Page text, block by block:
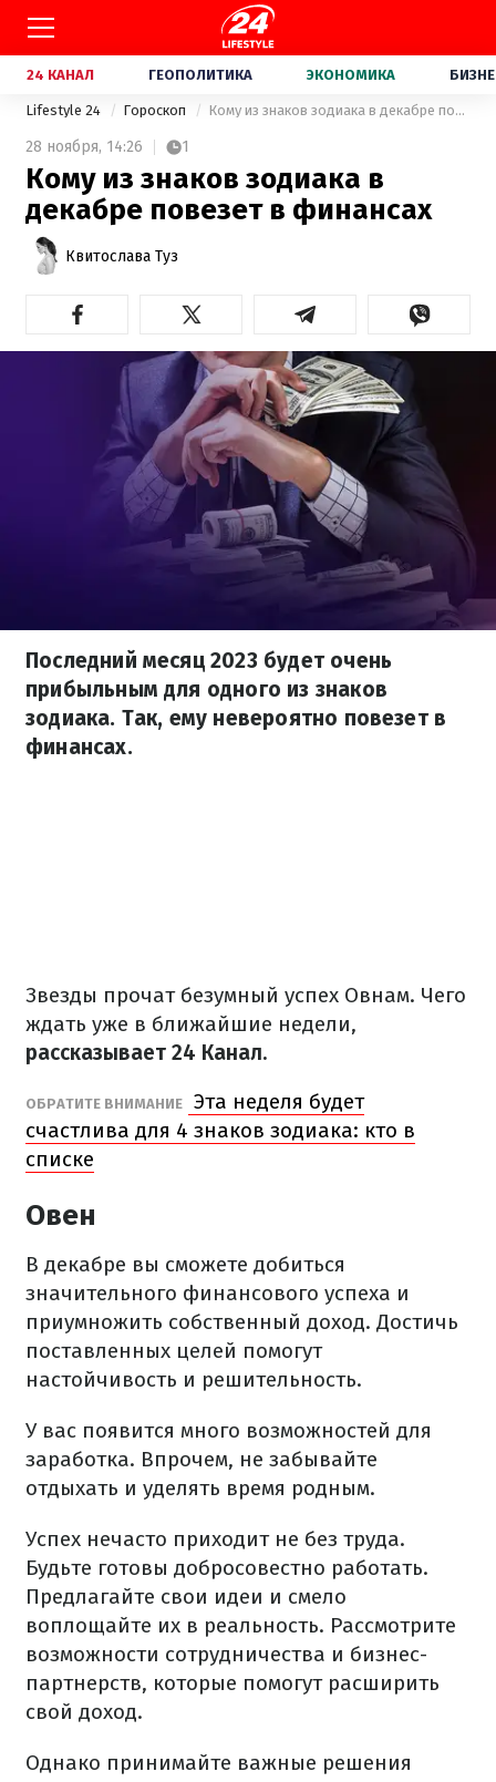
24 КАНАЛ ГЕОПОЛИТИКА ЭКОНОМИКА
Lifestyle 24 Гороскоп Кому из знаков зодиака в декабре повезет в финансах
28 ноября, 14:26 1
Кому из знаков зодиака в
декабре повезет в финансах
Квитослава Туз
Последний месяц 2023 будет очень
прибыльным для одного из знаков
зодиака. Так, ему невероятно повезет в
финансах.
Звезды прочат безумный успех Овнам. Чего
ждать уже в ближайшие недели,
рассказывает 24 Канал.
ОБРАТИТЕ ВНИМАНИЕ
Эта неделя будет
счастлива для 4 знаков зодиака: кто в
списке
Овен
В декабре вы сможете добиться
значительного финансового успеха и
приумножить собственный доход. Достичь
поставленных целей помогут
настойчивость и решительность.
У вас появится много возможностей для
заработка. Впрочем, не забывайте
отдыхать и уделять время родным.
Успех нечасто приходит не без труда.
Будьте готовы добросовестно работать.
Предлагайте свои идеи и смело
воплощайте их в реальность. Рассмотрите
возможности сотрудничества и бизнес-
партнерств, которые помогут расширить
свой доход.
Однако принимайте важные решения